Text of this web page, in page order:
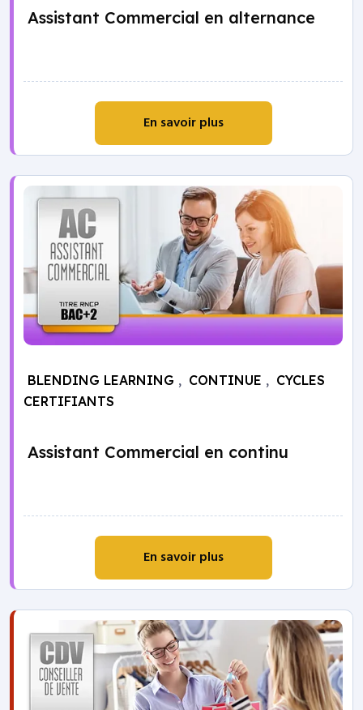
Assistant Commercial en alternance
En savoir plus
BLENDING LEARNING , CONTINUE , CYCLES
CERTIFIANTS
Assistant Commercial en continu
En savoir plus